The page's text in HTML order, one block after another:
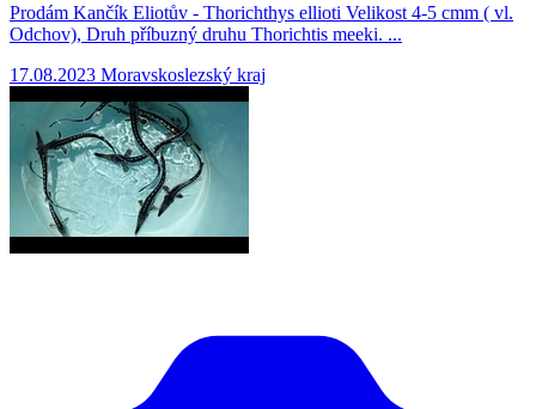
Prodám Kančík Eliotův - Thorichthys ellioti Velikost 4-5 cmm ( vl.
Odchov), Druh příbuzný druhu Thorichtis meeki. ...
17.08.2023 Moravskoslezský kraj